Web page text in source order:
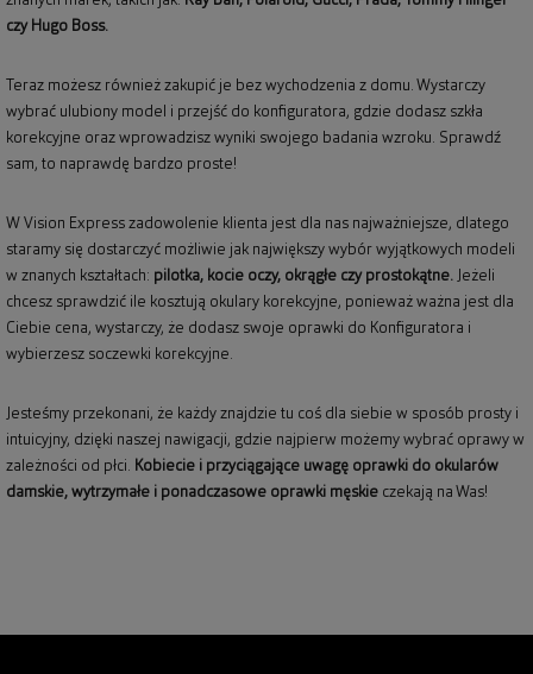
czy Hugo Boss.
Teraz możesz również zakupić je bez wychodzenia z domu. Wystarczy
wybrać ulubiony model i przejść do konfiguratora, gdzie dodasz szkła
korekcyjne oraz wprowadzisz wyniki swojego badania wzroku. Sprawdź
sam, to naprawdę bardzo proste!
W Vision Express zadowolenie klienta jest dla nas najważniejsze, dlatego
staramy się dostarczyć możliwie jak największy wybór wyjątkowych modeli
w znanych kształtach: pilotka, kocie oczy, okrągłe czy prostokątne. Jeżeli
chcesz sprawdzić ile kosztują okulary korekcyjne, ponieważ ważna jest dla
Ciebie cena, wystarczy, że dodasz swoje oprawki do Konfiguratora i
wybierzesz soczewki korekcyjne.
Jesteśmy przekonani, że każdy znajdzie tu coś dla siebie w sposób prosty i
intuicyjny, dzięki naszej nawigacji, gdzie najpierw możemy wybrać oprawy w
zależności od płci. Kobiecie i przyciągające uwagę oprawki do okularów
damskie, wytrzymałe i ponadczasowe oprawki męskie czekają na Was!